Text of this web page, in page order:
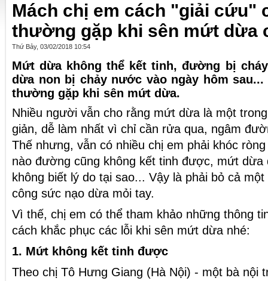
Mách chị em cách "giải cứu"
thường gặp khi sên mứt dừa
Thứ Bảy, 03/02/2018 10:54
Mứt dừa không thể kết tinh, đường bị
dừa non bị chảy nước vào ngày hôm
thường gặp khi sên mứt dừa.
Nhiều người vẫn cho rằng mứt dừa là một
giản, dễ làm nhất vì chỉ cần rửa qua, ngâm
Thế nhưng, vẫn có nhiều chị em phải khóc
nào đường cũng không kết tinh được, mứt dừa
không biết lý do tại sao... Vậy là phải bỏ cả
công sức nạo dừa mỏi tay.
Vì thế, chị em có thể tham khảo những thông
cách khắc phục các lỗi khi sên mứt dừa nhé:
1. Mứt không kết tinh được
Theo chị Tô Hưng Giang (Hà Nội) - một bà nội